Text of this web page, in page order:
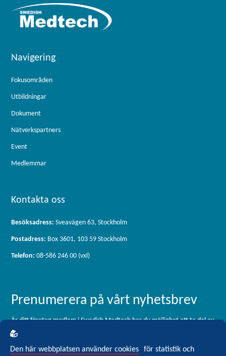
Navigering
Fokusområden
Utbildningar
Dokument
Nätverkspartners
Event
Medlemmar
Kontakta oss
Besöksadress: Sveavägen 63, Stockholm
Postadress: Box 3601, 103 59 Stockholm
Telefon: 08-586 246 00 (vxl)
Prenumerera på vårt nyhetsbrev
Är ditt företag medlem i Swedish Medtech har du möjlighet att ta del av
vårt medlemsbrev, som skickas ut 11 gånger per år. För dig som är
intresserad av branschen men inte är medlem är du välkommen att
Den här webbplatsen använder cookies för statistik och